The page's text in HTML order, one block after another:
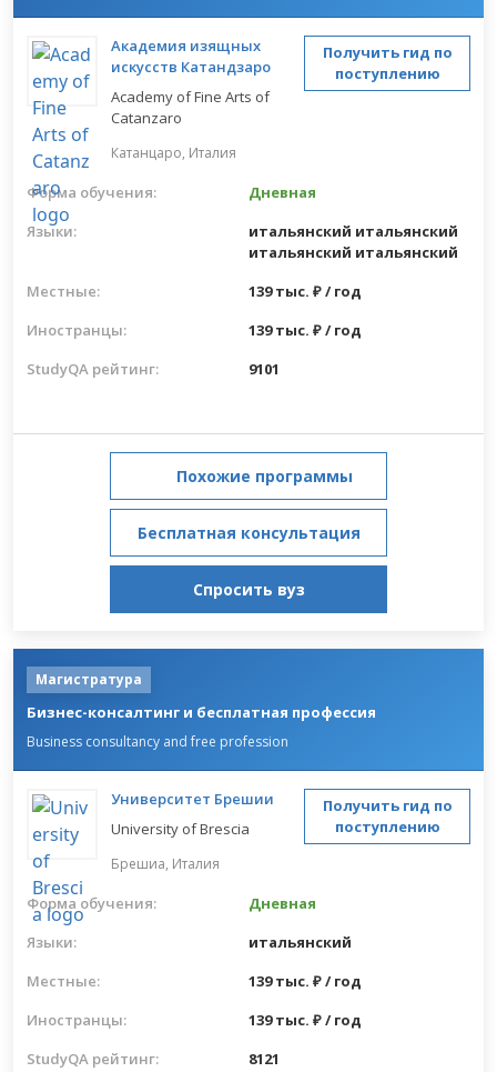
Академия изящных
искусств Катандзаро
Academy of Fine Arts of
Catanzaro
Катанцаро, Италия
Получить гид по
поступлению
Форма обучения:
Дневная
Языки:
итальянский итальянский
итальянский итальянский
Местные:
139 тыс. ₽ / год
Иностранцы:
139 тыс. ₽ / год
StudyQA рейтинг:
9101
Похожие программы
Бесплатная консультация
Спросить вуз
Магистратура
Бизнес-консалтинг и бесплатная профессия
Business consultancy and free profession
Университет Брешии
University of Brescia
Брешиа, Италия
Получить гид по
поступлению
Форма обучения:
Дневная
Языки:
итальянский
Местные:
139 тыс. ₽ / год
Иностранцы:
139 тыс. ₽ / год
StudyQA рейтинг:
8121